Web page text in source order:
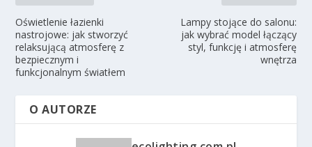
Oświetlenie łazienki
nastrojowe: jak stworzyć
relaksującą atmosferę z
bezpiecznym i
funkcjonalnym światłem
Lampy stojące do salonu:
jak wybrać model łączący
styl, funkcję i atmosferę
wnętrza
O AUTORZE